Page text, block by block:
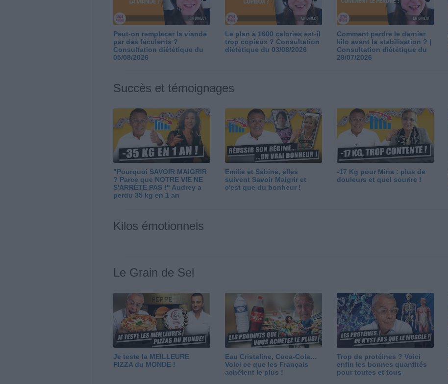
Peut-on remplacer la viande
par des féculents ?
Consultation diététique du
05/08/2026
Le plan à 1600 calories est-il
trop copieux ? Consultation
diététique du 03/08/2026
Comment perdre le dernier
kilo avant la stabilisation ? |
Consultation diététique du
29/07/2026
Succès et témoignages
"Pourquoi SAVOIR MAIGRIR
? Parce que NOTRE VIE NE
S'ARRÊTE PAS !" Audrey a
perdu 35 kg en 1 an
Emilie et Sabine, elles
suivent Savoir Maigrir et
c'est que du bonheur !
-17 Kg pour Mina : plus de
douleurs et quel sourire !
Kilos émotionnels
Le Grain de Sel
Je teste la MEILLEURE
PIZZA du MONDE !
Eau Cristaline, Coca-Cola…
Voici ce que les Français
achètent le plus !
Trop de protéines ? Voici
enfin les bonnes quantités
pour toutes et tous